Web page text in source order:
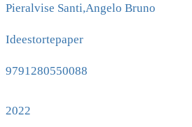
Pieralvise Santi,Angelo Bruno
Ideestortepaper
9791280550088
2022